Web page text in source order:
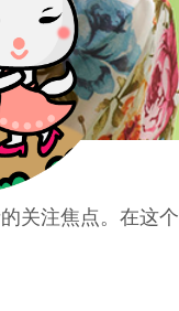
关注焦点。在这